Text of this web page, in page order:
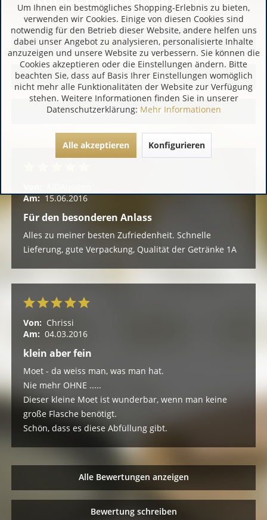
Alle Bewertungen anzeigen
Bewertung schreiben
Am: 15.06.2016
Für den besonderen Anlass
Alles zu meiner besten Zufriedenheit. Schnelle
Lieferung, gute Verpackung, Qualität der Getränke 1A
Von: Chrissi
Am: 04.03.2016
klein aber fein
Moet - da weiss man, was man hat.
Nie mehr OHNE .....
Dieser kleine Moet ist wunderbar, wenn man keine
große Flasche benötigt.
Schön, dass es diese Abfüllung gibt.
Alle Bewertungen anzeigen
Bewertung schreiben
Um Ihnen ein bestmögliches Shopping-Erlebnis zu bieten,
verwenden wir Cookies. Einige von diesen Cookies sind
notwendig für den Betrieb dieser Website, andere helfen uns
dabei unser Angebot zu analysieren, personalisierte Inhalte
anzuzeigen und unsere Website zu verbessern. Sie können die
Cookies akzeptieren oder die Einstellungen ändern. Bitte
beachten Sie, dass auf Basis Ihrer Einstellungen womöglich
nicht mehr alle Funktionalitäten der Website zur Verfügung
stehen. Weitere Informationen finden Sie in unserer
Datenschutzerklärung: Mehr Informationen
Alle akzeptieren Konfigurieren